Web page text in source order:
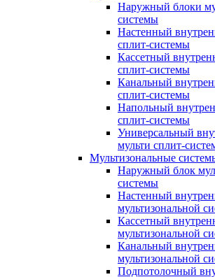
Наружный блоки
системы
Настенный
сплит-системы
Кассетный
сплит-системы
Канальный
сплит-системы
Напольный
сплит-системы
Универсальный
мульти сплит-
Мультизональные
Наружный блок
системы
Настенный
мультизональной
Кассетный
мультизональной
Канальный
мультизональной
Подпотолочный